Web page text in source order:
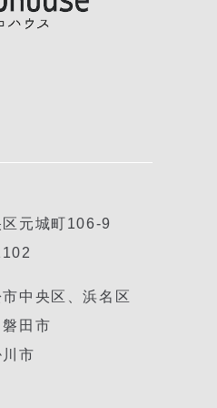
元城町106-9
中央区、浜名区
田市
市